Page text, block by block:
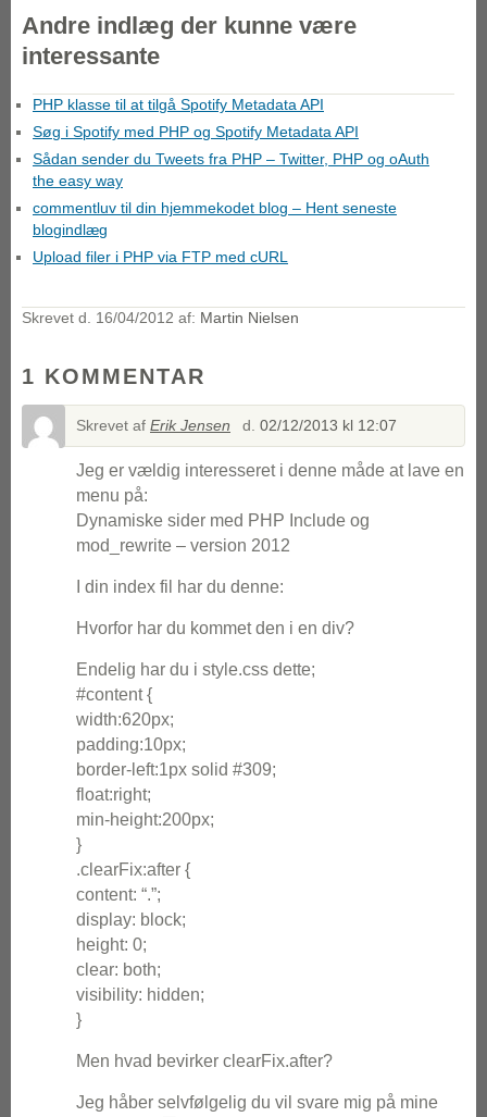
Andre indlæg der kunne være
interessante
PHP klasse til at tilgå Spotify Metadata API
Søg i Spotify med PHP og Spotify Metadata API
Sådan sender du Tweets fra PHP – Twitter, PHP og oAuth
the easy way
commentluv til din hjemmekodet blog – Hent seneste
blogindlæg
Upload filer i PHP via FTP med cURL
Skrevet d. 16/04/2012 af: Martin Nielsen
1 KOMMENTAR
Skrevet af Erik Jensen d. 02/12/2013 kl 12:07
Jeg er vældig interesseret i denne måde at lave en
menu på:
Dynamiske sider med PHP Include og
mod_rewrite – version 2012
I din index fil har du denne:
Hvorfor har du kommet den i en div?
Endelig har du i style.css dette;
#content {
width:620px;
padding:10px;
border-left:1px solid #309;
float:right;
min-height:200px;
}
.clearFix:after {
content: “.”;
display: block;
height: 0;
clear: both;
visibility: hidden;
}
Men hvad bevirker clearFix.after?
Jeg håber selvfølgelig du vil svare mig på mine